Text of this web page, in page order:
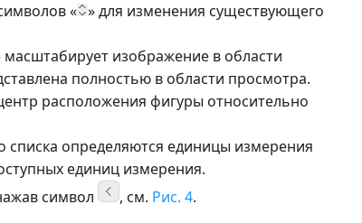
« » для изменения существующего
изображение в области
полностью в области просмотра.
расположения фигуры относительно
определяются единицы измерения
единиц измерения.
символ
, см. Рис. 4.